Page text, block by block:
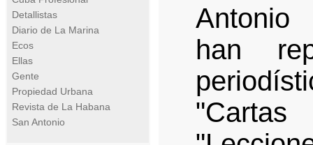
Detallistas
Diario de La Marina
Ecos
Ellas
Gente
Propiedad Urbana
Revista de La Habana
San Antonio
Antonio
han